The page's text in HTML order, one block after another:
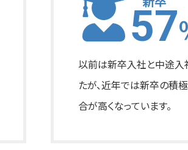
57
以前は新卒入社と中途入
たが、近年では新卒の積
合が高くなっています。